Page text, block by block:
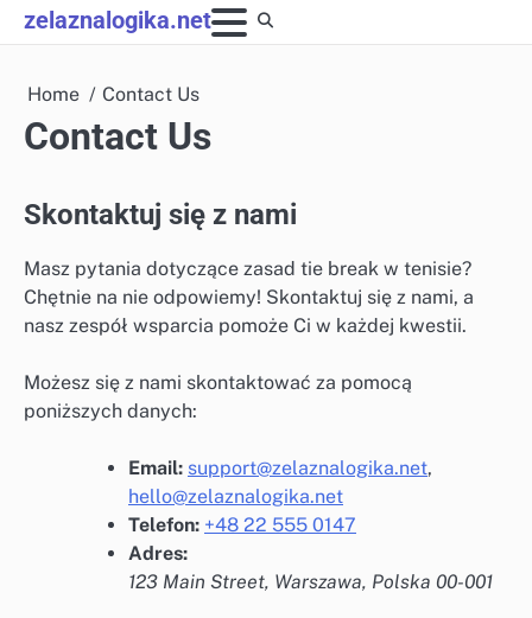
Skip
to
zelaznalogika.net
Home Contact Us
Contact Us
Skontaktuj się z nami
Masz pytania dotyczące zasad tie break w tenisie?
Chętnie na nie odpowiemy! Skontaktuj się z nami, a
nasz zespół wsparcia pomoże Ci w każdej kwestii.
Możesz się z nami skontaktować za pomocą
poniższych danych:
Email: support@zelaznalogika.net,
hello@zelaznalogika.net
Telefon: +48 22 555 0147
Adres:
123 Main Street, Warszawa, Polska 00-001